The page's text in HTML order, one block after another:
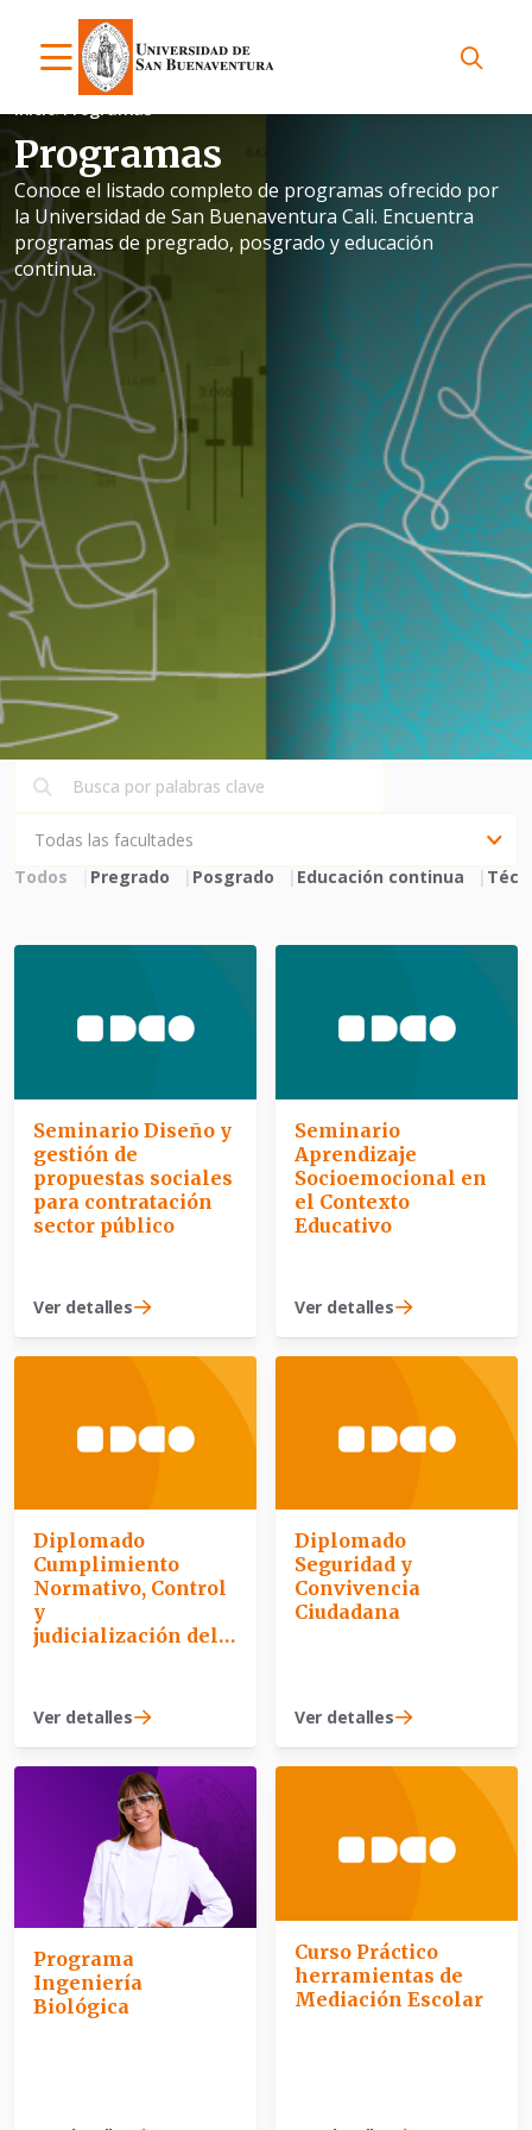
Inicio Programas
Programas
Conoce el listado completo de programas ofrecido por
la Universidad de San Buenaventura Cali. Encuentra
programas de pregrado, posgrado y educación
continua.
Todos Pregrado Posgrado Educación continua
Seminario Diseño y
gestión de
propuestas sociales
para contratación
sector público
Ver detalles
Seminario
Aprendizaje
Socioemocional en
el Contexto
Educativo
Ver detalles
Diplomado
Cumplimiento
Normativo, Control
y
judicialización del L
Ver detalles
Diplomado
Seguridad y
Convivencia
Ciudadana
Ver detalles
Programa
Ingeniería
Biológica
Curso Práctico
herramientas de
Mediación Escolar